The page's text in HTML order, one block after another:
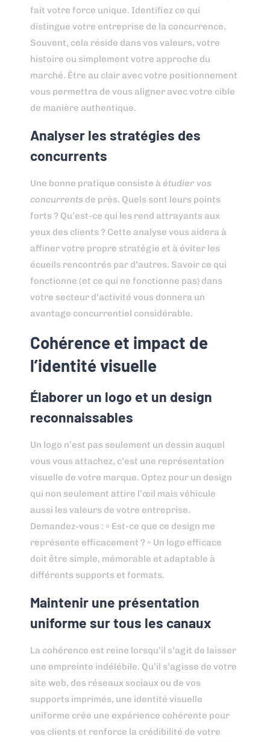
fait votre force unique. Identifiez ce qui
distingue votre entreprise de la concurrence.
Souvent, cela réside dans vos valeurs, votre
histoire ou simplement votre approche du
marché. Être au clair avec votre positionnement
vous permettra de vous aligner avec votre cible
de manière authentique.
Analyser les stratégies des
concurrents
Une bonne pratique consiste àétudier vos
concurrents de près. Quels sont leurs points
forts ? Qu’est-ce qui les rend attrayants aux
yeux des clients ? Cette analyse vous aidera à
affiner votre propre stratégie et à éviter les
écueils rencontrés par d’autres. Savoir ce qui
fonctionne (et ce qui ne fonctionne pas) dans
votre secteur d’activité vous donnera un
avantage concurrentiel considérable.
Cohérence et impact de
l’identité visuelle
Élaborer un logo et un design
reconnaissables
Un logo n’est pas seulement un dessin auquel
vous vous attachez, c’est une représentation
visuelle de votre marque. Optez pour un design
qui non seulement attire l’œil mais véhicule
aussi les valeurs de votre entreprise.
Demandez-vous : « Est-ce que ce design me
représente efficacement ? » Un logo efficace
doit être simple, mémorable et adaptable à
différents supports et formats.
Maintenir une présentation
uniforme sur tous les canaux
La cohérence est reine lorsqu’il s’agit de laisser
une empreinte indélébile. Qu’il s’agisse de votre
site web, des réseaux sociaux ou de vos
supports imprimés, une identité visuelle
uniforme crée une expérience cohérente pour
vos clients et renforce la crédibilité de votre